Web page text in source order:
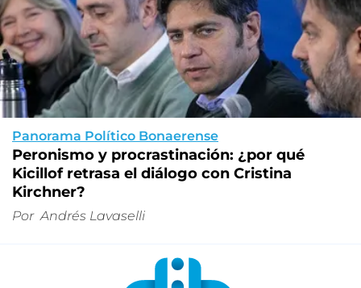
Panorama Político Bonaerense
Peronismo y procrastinación: ¿por qué
Kicillof retrasa el diálogo con Cristina
Kirchner?
Por Andrés Lavaselli